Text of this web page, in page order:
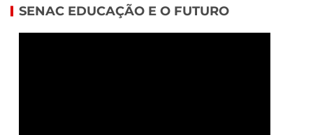
SENAC EDUCAÇÃO E O FUTURO